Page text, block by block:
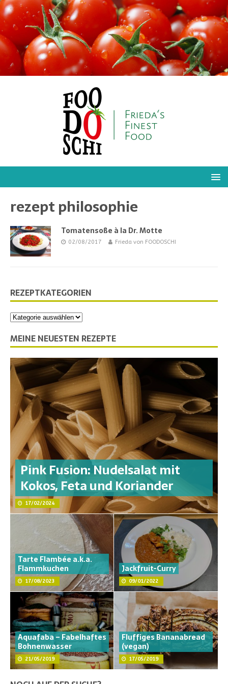
rezept philosophie
Tomatensoße à la Dr. Motte
02/08/2017 Frieda von FOODOSCHI
REZEPTKATEGORIEN
MEINE NEUESTEN REZEPTE
Pink Fusion: Nudelsalat mit
Kokos, Feta und Koriander
17/02/2024
Tarte Flambée a.k.a.
Flammkuchen
17/08/2023
Jackfruit-Curry
09/01/2022
Aquafaba – Fabelhaftes
Bohnenwasser
21/05/2019
Fluffiges Bananabread
(vegan)
17/05/2019